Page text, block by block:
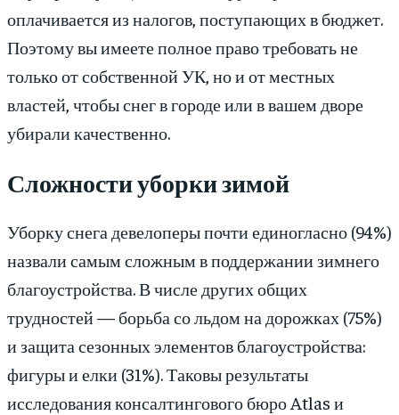
оплачивается из налогов, поступающих в бюджет.
Поэтому вы имеете полное право требовать не
только от собственной УК, но и от местных
властей, чтобы снег в городе или в вашем дворе
убирали качественно.
Сложности уборки зимой
Уборку снега девелоперы почти единогласно (94%)
назвали самым сложным в поддержании зимнего
благоустройства. В числе других общих
трудностей — борьба со льдом на дорожках (75%)
и защита сезонных элементов благоустройства:
фигуры и елки (31%). Таковы результаты
исследования консалтингового бюро Atlas и